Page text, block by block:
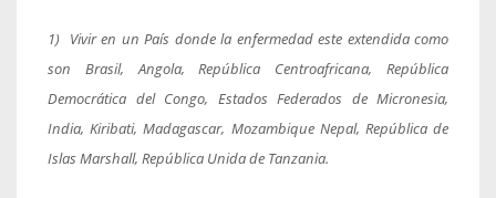
1) Vivir en un País donde la enfermedad este extendida como
son Brasil, Angola, República Centroafricana, República
Democrática del Congo, Estados Federados de Micronesia,
India, Kiribati, Madagascar, Mozambique Nepal, República de
Islas Marshall, República Unida de Tanzania.